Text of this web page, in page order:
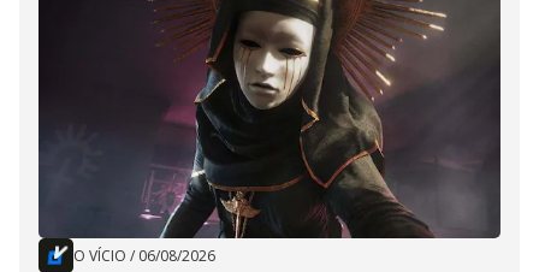
O VÍCIO / 06/08/2026